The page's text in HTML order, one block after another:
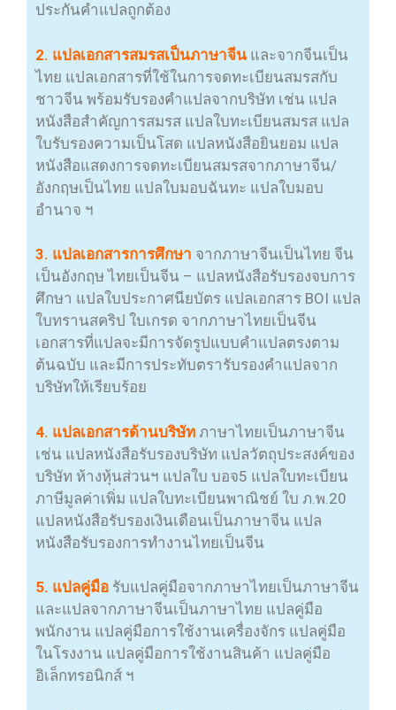
ประกันคำแปลถูกต้อง
2. แปลเอกสารสมรสเป็นภาษาจีน และจากจีนเป็น
ไทย แปลเอกสารที่ใช้ในการจดทะเบียนสมรสกับ
ชาวจีน พร้อมรับรองคำแปลจากบริษัท เช่น แปล
หนังสือสำคัญการสมรส แปลใบทะเบียนสมรส แปล
ใบรับรองความเป็นโสด แปลหนังสือยินยอม แปล
หนังสือแสดงการจดทะเบียนสมรสจากภาษาจีน/
อังกฤษเป็นไทย แปลใบมอบฉันทะ แปลใบมอบ
อำนาจ ฯ
3. แปลเอกสารการศึกษา จากภาษาจีนเป็นไทย จีน
เป็นอังกฤษ ไทยเป็นจีน – แปลหนังสือรับรองจบการ
ศึกษา แปลใบประกาศนียบัตร แปลเอกสาร BOI แปล
ใบทรานสคริป ใบเกรด จากภาษาไทยเป็นจีน
เอกสารที่แปลจะมีการจัดรูปแบบคำแปลตรงตาม
ต้นฉบับ และมีการประทับตรารับรองคำแปลจาก
บริษัทให้เรียบร้อย
4. แปลเอกสารด้านบริษัท ภาษาไทยเป็นภาษาจีน
เช่น แปลหนังสือรับรองบริษัท แปลวัตถุประสงค์ของ
บริษัท ห้างหุ้นส่วนฯ แปลใบ บอจ5 แปลใบทะเบียน
ภาษีมูลค่าเพิ่ม แปลใบทะเบียนพาณิชย์ ใบ ภ.พ.20
แปลหนังสือรับรองเงินเดือนเป็นภาษาจีน แปล
หนังสือรับรองการทำงานไทยเป็นจีน
5. แปลคู่มือ รับแปลคู่มือจากภาษาไทยเป็นภาษาจีน
และแปลจากภาษาจีนเป็นภาษาไทย แปลคู่มือ
พนักงาน แปลคู่มือการใช้งานเครื่องจักร แปลคู่มือ
ในโรงงาน แปลคู่มือการใช้งานสินค้า แปลคู่มือ
อิเล็กทรอนิกส์ ฯ